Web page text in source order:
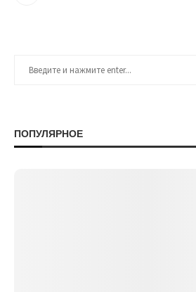
ПОПУЛЯРНОЕ